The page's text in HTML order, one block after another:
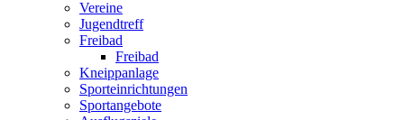
Vereine
Jugendtreff
Freibad
Freibad
Kneippanlage
Sporteinrichtungen
Sportangebote